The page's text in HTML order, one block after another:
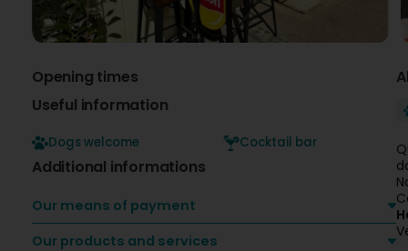
Opening times
Useful information
Dogs welcome Cocktail bar
Additional informations
Our means of payment
Our products and services